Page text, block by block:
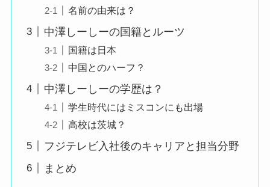
名前の由来は？
中澤しーしーの国籍とルーツ
国籍は日本
中国とのハーフ？
中澤しーしーの学歴は？
学生時代にはミスコンにも出場
高校は茨城？
フジテレビ入社後のキャリアと担当分野
まとめ